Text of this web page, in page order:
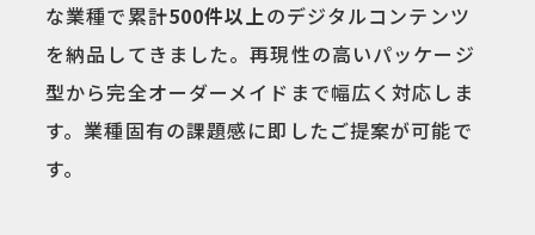
な業種で累計500件以上のデジタルコンテンツ
を納品してきました。再現性の高いパッケージ
型から完全オーダーメイドまで幅広く対応しま
す。業種固有の課題感に即したご提案が可能で
す。